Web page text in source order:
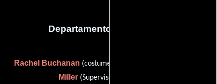
Departamento de vestuario
Rachel Buchanan (costumer (as Rachel Hepler)) y
Miller (Supervisor de vestuario)